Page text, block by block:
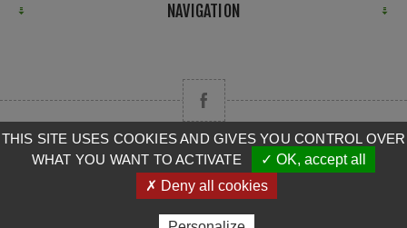
NAVIGATION
Copyright © 2026 CAMPA. Tous droits réservés.
Powered by nopCommerce
THIS SITE USES COOKIES AND GIVES YOU CONTROL OVER
WHAT YOU WANT TO ACTIVATE
✓ OK, accept all
✗ Deny all cookies